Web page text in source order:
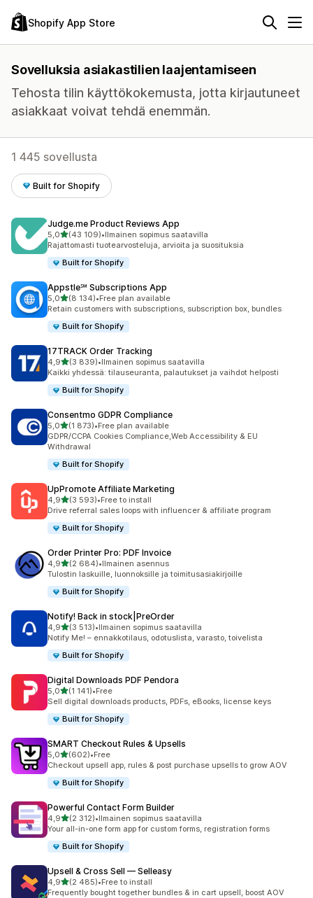
Shopify App Store
Sovelluksia asiakastilien laajentamiseen
Tehosta tilin käyttökokemusta, jotta kirjautuneet
asiakkaat voivat tehdä enemmän.
1 445 sovellusta
Built for Shopify
Judge.me Product Reviews App
5,0/ 5 tähteä
(43 109)
43109 arvostelua yhteensä
•Ilmainen sopimus saatavilla
Rajattomasti tuotearvosteluja, arvioita ja suosituksia
Built for Shopify
Appstle℠ Subscriptions App
5,0/ 5 tähteä
(8 134)
8134 arvostelua yhteensä
•Free plan available
Retain customers with subscriptions, subscription box, bundles
Built for Shopify
17TRACK Order Tracking
4,9/ 5 tähteä
(3 839)
3839 arvostelua yhteensä
•Ilmainen sopimus saatavilla
Kaikki yhdessä: tilauseuranta, palautukset ja vaihdot helposti
Built for Shopify
Consentmo GDPR Compliance
5,0/ 5 tähteä
(1 873)
1873 arvostelua yhteensä
•Free plan available
GDPR/CCPA Cookies Compliance,Web Accessibility & EU
Withdrawal
Built for Shopify
UpPromote Affiliate Marketing
4,9/ 5 tähteä
(3 593)
3593 arvostelua yhteensä
•Free to install
Drive referral sales loops with influencer & affiliate program
Built for Shopify
Order Printer Pro: PDF Invoice
4,9/ 5 tähteä
(2 684)
2684 arvostelua yhteensä
•Ilmainen asennus
Tulostin laskuille, luonnoksille ja toimitusasiakirjoille
Built for Shopify
Notify! Back in stock|PreOrder
4,9/ 5 tähteä
(3 513)
3513 arvostelua yhteensä
•Ilmainen sopimus saatavilla
Notify Me! – ennakkotilaus, odotuslista, varasto, toivelista
Built for Shopify
Digital Downloads PDF Pendora
5,0/ 5 tähteä
(1 141)
1141 arvostelua yhteensä
•Free
Sell digital downloads products, PDFs, eBooks, license keys
Built for Shopify
SMART Checkout Rules & Upsells
5,0/ 5 tähteä
(602)
602 arvostelua yhteensä
•Free
Checkout upsell app, rules & post purchase upsells to grow AOV
Built for Shopify
Powerful Contact Form Builder
4,9/ 5 tähteä
(2 312)
2312 arvostelua yhteensä
•Ilmainen sopimus saatavilla
Your all-in-one form app for custom forms, registration forms
Built for Shopify
Upsell & Cross Sell — Selleasy
4,9/ 5 tähteä
(2 485)
2485 arvostelua yhteensä
•Free to install
Frequently bought together bundles & in cart upsell, boost AOV